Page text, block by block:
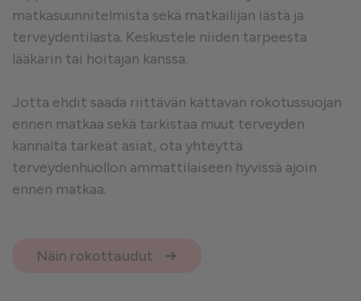
matkasuunnitelmista sekä matkailijan iästä ja
terveydentilasta. Keskustele niiden tarpeesta
lääkärin tai hoitajan kanssa.
Jotta ehdit saada riittävän kattavan rokotussuojan
ennen matkaa sekä tarkistaa muut terveyden
kannalta tärkeät asiat, ota yhteyttä
terveydenhuollon ammattilaiseen hyvissä ajoin
ennen matkaa.
Näin rokottaudut